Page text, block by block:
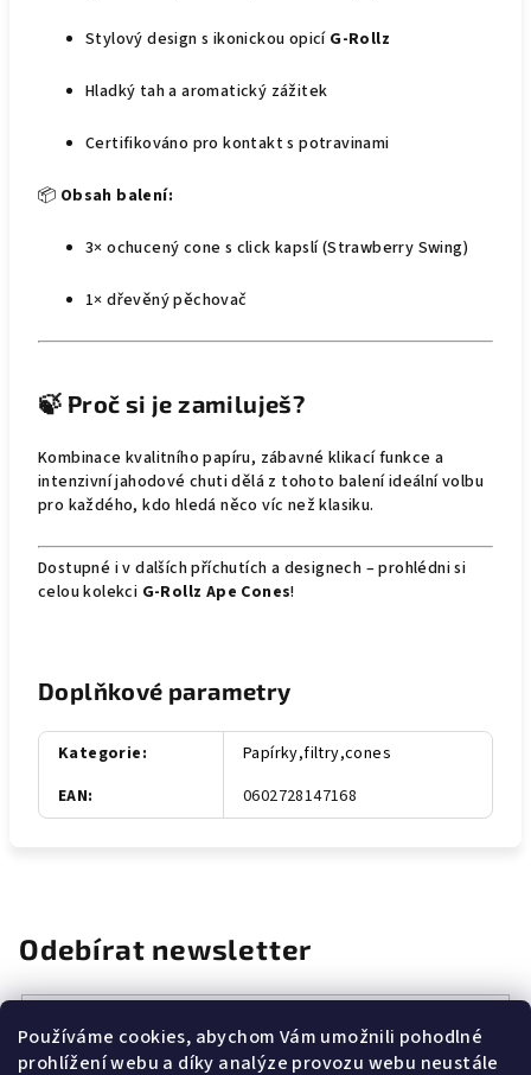
Používáme cookies, abychom Vám umožnili pohodlné
prohlížení webu a díky analýze provozu webu neustále
Stylový design s ikonickou opicí G-Rollz
Hladký tah a aromatický zážitek
Certifikováno pro kontakt s potravinami
📦 Obsah balení:
3× ochucený cone s click kapslí (Strawberry Swing)
1× dřevěný pěchovač
🍃 Proč si je zamiluješ?
Kombinace kvalitního papíru, zábavné klikací funkce a
intenzivní jahodové chuti dělá z tohoto balení ideální volbu
pro každého, kdo hledá něco víc než klasiku.
Dostupné i v dalších příchutích a designech – prohlédni si
celou kolekci G-Rollz Ape Cones!
Doplňkové parametry
Kategorie:
Papírky,filtry,cones
EAN: 0602728147168
Odebírat newsletter
Vložením e-mailu souhlasíte spodmínkami ochrany osobních